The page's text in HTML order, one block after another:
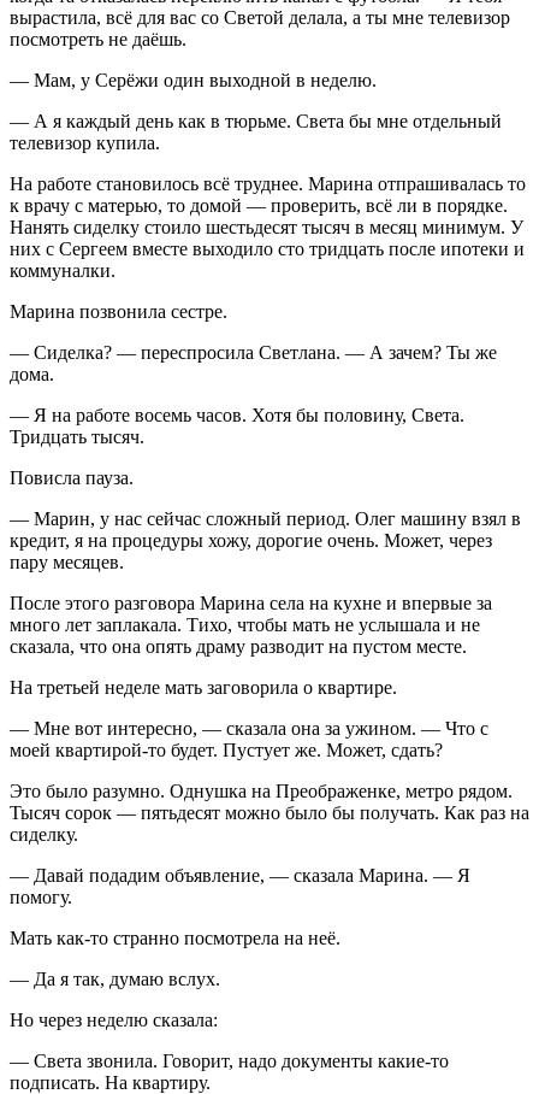
вырастила, всё для вас со Светой делала, а ты мне телевизор
посмотреть не даёшь.
— Мам, у Серёжи один выходной в неделю.
— А я каждый день как в тюрьме. Света бы мне отдельный
телевизор купила.
На работе становилось всё труднее. Марина отпрашивалась то
к врачу с матерью, то домой — проверить, всё ли в порядке.
Нанять сиделку стоило шестьдесят тысяч в месяц минимум. У
них с Сергеем вместе выходило сто тридцать после ипотеки и
коммуналки.
Марина позвонила сестре.
— Сиделка? — переспросила Светлана. — А зачем? Ты же
дома.
— Я на работе восемь часов. Хотя бы половину, Света.
Тридцать тысяч.
Повисла пауза.
— Марин, у нас сейчас сложный период. Олег машину взял в
кредит, я на процедуры хожу, дорогие очень. Может, через
пару месяцев.
После этого разговора Марина села на кухне и впервые за
много лет заплакала. Тихо, чтобы мать не услышала и не
сказала, что она опять драму разводит на пустом месте.
На третьей неделе мать заговорила о квартире.
— Мне вот интересно, — сказала она за ужином. — Что с
моей квартирой-то будет. Пустует же. Может, сдать?
Это было разумно. Однушка на Преображенке, метро рядом.
Тысяч сорок — пятьдесят можно было бы получать. Как раз на
сиделку.
— Давай подадим объявление, — сказала Марина. — Я
помогу.
Мать как-то странно посмотрела на неё.
— Да я так, думаю вслух.
Но через неделю сказала:
— Света звонила. Говорит, надо документы какие-то
подписать. На квартиру.